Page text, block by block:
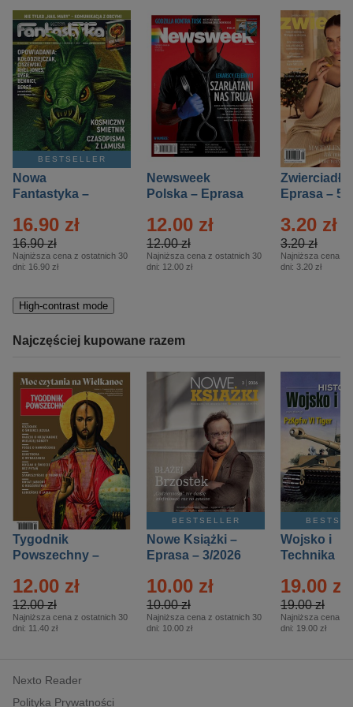
BESTSELLER
Nowa
Fantastyka –
16.90 zł
16.90 zł
Najniższa cena z ostatnich 30
dni: 16.90 zł
Newsweek
Polska – Eprasa
12.00 zł
12.00 zł
Najniższa cena z ostatnich 30
dni: 12.00 zł
Zwierciadło
Eprasa – 5/
3.20 zł
3.20 zł
Najniższa cena z
dni: 3.20 zł
High-contrast mode
Najczęściej kupowane razem
Tygodnik
Powszechny –
12.00 zł
12.00 zł
Najniższa cena z ostatnich 30
dni: 11.40 zł
BESTSELLER
Nowe Książki –
Eprasa – 3/2026
10.00 zł
10.00 zł
Najniższa cena z ostatnich 30
dni: 10.00 zł
Wojsko i
Technika
– 2/2026
19.00 zł
19.00 zł
Najniższa cena z
dni: 19.00 zł
Nexto Reader
Polityka Prywatności